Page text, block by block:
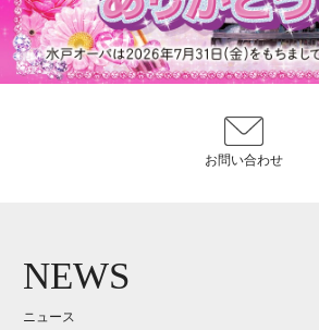
お問い合わせ
NEWS
ニュース